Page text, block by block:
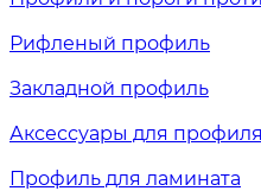
Рифленый профиль
Закладной профиль
Аксессуары для профиля
Профиль для ламината